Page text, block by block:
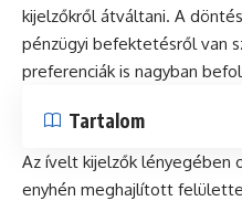
kijelzőkről átváltani. A
pénzügyi befektetésről van
preferenciák is nagyban
Tartalom
Az ívelt kijelzők lényegében
enyhén meghajlított